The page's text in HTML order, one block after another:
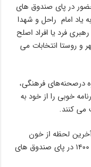
در پای صندوق های
را به یاد امام راحل و شهدا
فرد یا افراد اصلح
و روستا انتخابات می
درصحنه‌های فرهنگی،
خوبی را از خود به
می کنند.
آخرین لحظه از خون
شهدا و سرزمین خود جانانه دفاع می‌کنند و ۲۸ خرداد ۱۴۰۰ در پای صندوق های